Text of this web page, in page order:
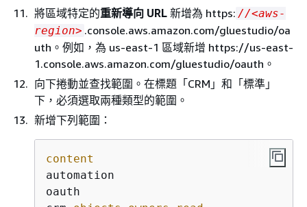
將區域特定的重新導向 URL 新增為 https: //<aws-
region> .console.aws.amazon.com/gluestudio/oa
uth。例如，為 us-east-1 區域新增 https://us-east-
1.console.aws.amazon.com/gluestudio/oauth。
向下捲動並查找範圍。在標題「CRM」和「標準」
下，必須選取兩種類型的範圍。
新增下列範圍：
content
automation
oauth